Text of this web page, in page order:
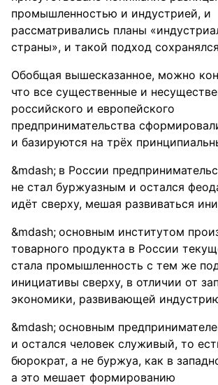
промышленностью и индустрией, и
рассматривались планы
страны», и такой подход
Обобщая вышесказанное, можно
что все существенные и
российского и европейского
предпринимательства
и базируются на трёх
в России
не стал буржуазным и остался
идёт сверху, мешая развиваться
основным институтом
товарного продукта в России
стала промышленность с тем же
инициативы сверху, в отличии от
экономики, развивающей
основным
и остался человек служивый, то
бюрократ, а не буржуа, как в
а это мешает формированию